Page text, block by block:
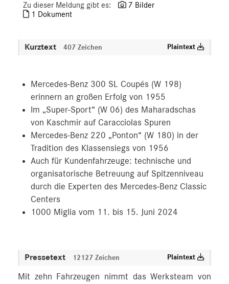
Zu dieser Meldung gibt es:
7 Bilder
1 Dokument
Kurztext 407 Zeichen Plaintext
Mercedes-Benz 300 SL Coupés (W 198)
erinnern an großen Erfolg von 1955
Im „Super-Sport“ (W 06) des Maharadschas
von Kaschmir auf Caracciolas Spuren
Mercedes-Benz 220 „Ponton“ (W 180) in der
Tradition des Klassensiegs von 1956
Auch für Kundenfahrzeuge: technische und
organisatorische Betreuung auf Spitzenniveau
durch die Experten des Mercedes-Benz Classic
Centers
1000 Miglia vom 11. bis 15. Juni 2024
Pressetext 12127 Zeichen Plaintext
Mit zehn Fahrzeugen nimmt das Werksteam von